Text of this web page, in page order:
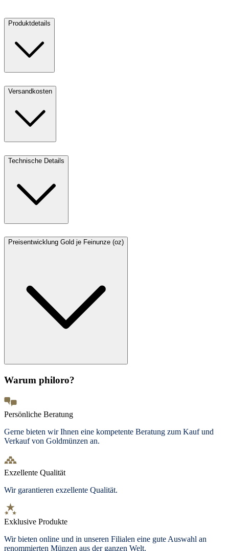
Produktdetails
Versandkosten
Technische Details
Preisentwicklung Gold je Feinunze (oz)
Warum philoro?
Persönliche Beratung
Gerne bieten wir Ihnen eine kompetente Beratung zum Kauf und
Verkauf von Goldmünzen an.
Exzellente Qualität
Wir garantieren exzellente Qualität.
Exklusive Produkte
Wir bieten online und in unseren Filialen eine gute Auswahl an
renommierten Münzen aus der ganzen Welt.